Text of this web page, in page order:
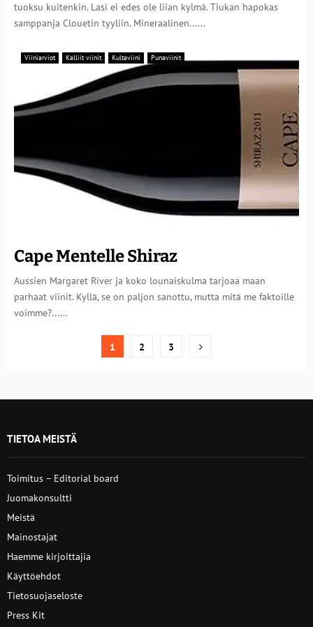
tuoksu kuitenkin. Lasi ei edes ole liian kylmä. Tiukan hapokas
samppanja Clouetin tyyliin. Mineraalinen......
Viiniarviot Kalliit viinit Kultaviini Punaviinit
Cape Mentelle Shiraz
Aussien Margaret River ja koko lounaiskulma tarjoaa maan
parhaat viinit. Kyllä, se on paljon sanottu, mutta mitä me faktoille
voimme?......
Artikkelien
1 2 3
TIETOA MEISTÄ
Toimitus – Editorial board
Juomakonsultti
Meistä
Mainostajat
Haemme kirjoittajia
Käyttöehdot
Tietosuojaseloste
Press Kit